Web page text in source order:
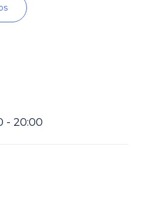
- 20:00